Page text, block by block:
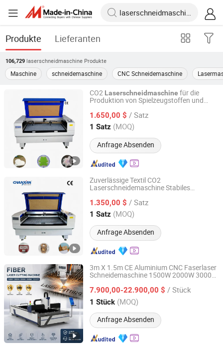
Produkte Lieferanten
106,729 laserschneidmaschine Produkte
Maschine schneidemaschine CNC Schneidemaschine
CO2 Laserschneidmaschine für die
Produktion von Spielzeugstoffen und
1.650,00 $ / Satz
1 Satz (MOQ)
Anfrage Absenden
Chanxan (Changshu) Laser Technology Co., Ltd.
Jiangsu, China Seit 2026
Zuverlässige Textil CO2
Laserschneidemaschine Stabiles
1.350,00 $ / Satz
1 Satz (MOQ)
Anfrage Absenden
Chanxan (Changshu) Laser Technology Co., Ltd.
Jiangsu, China Seit 2026
3m X 1.5m CE Aluminium CNC Faserlaser
Schneidemaschine 1500W 2000W 3000W
Schneidemaschine für Kohlenstoffstahl,
Edelstahl, Aluminium, Kupfer
7.900,00-22.900,00 $ / Stück
1 Stück (MOQ)
Anfrage Absenden
Shandong Fast CNC Machinery Co., Ltd
Shandong, China Seit 2024